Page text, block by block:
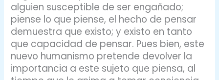
alguien susceptible de ser engañado;
piense lo que piense, el hecho de pensar
demuestra que existo; y existo en tanto
que capacidad de pensar. Pues bien, este
nuevo humanismo pretende devolver la
importancia a este sujeto que piensa, al